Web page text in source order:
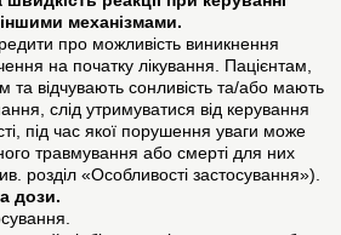
механізмами.
про можливість виникнення
на початку лікування. Пацієнтам,
та відчувають сонливість та/або мають
слід утримуватися від керування
під час якої порушення уваги може
травмування або смерті для них
розділ «Особливості застосування»).
дози.